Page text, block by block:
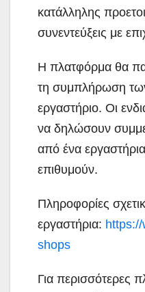
κατάλληλης
συνεντεύξεις με
Η πλατφόρμα θα
τη συμπλήρωση
εργαστήριο. Οι
να δηλώσουν
από ένα
επιθυμούν.
Πληροφορίες
εργαστήρια:
shops
Για περισσότερες